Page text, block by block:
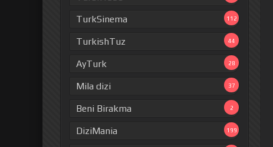
TurkSinema 112
TurkishTuz 44
AyTurk 28
Mila dizi 37
Beni Birakma 2
DiziMania 199